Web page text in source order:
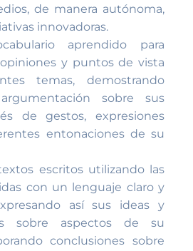
de manera autónoma,
innovadoras.
aprendido para
y puntos de vista
temas, demostrando
sobre sus
de gestos, expresiones
entonaciones de su
escritos utilizando las
con un lenguaje claro y
así sus ideas y
sobre aspectos de su
conclusiones sobre